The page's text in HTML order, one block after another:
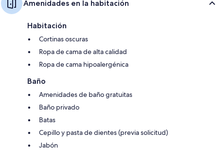
Amenidades en la habitación
Habitación
Cortinas oscuras
Ropa de cama de alta calidad
Ropa de cama hipoalergénica
Baño
Amenidades de baño gratuitas
Baño privado
Batas
Cepillo y pasta de dientes (previa solicitud)
Jabón